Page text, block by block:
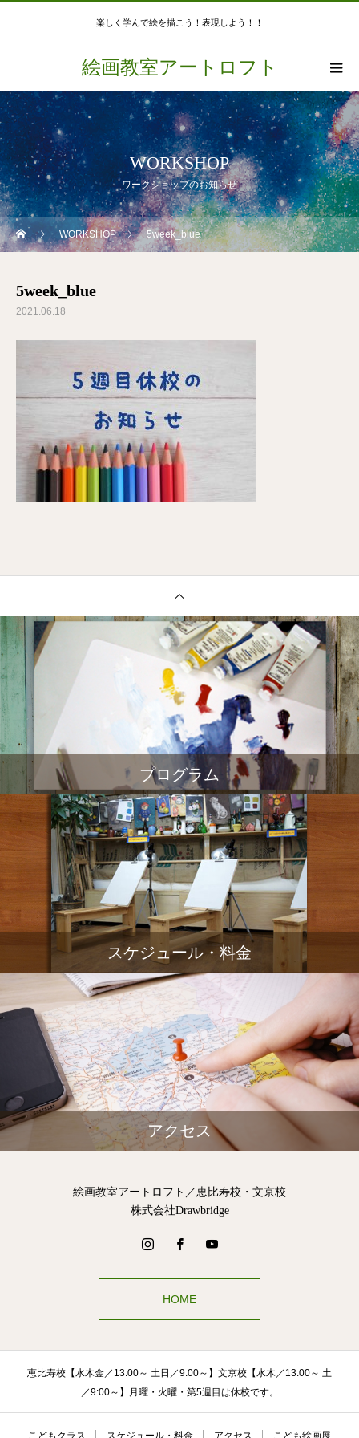
楽しく学んで絵を描こう！表現しよう！！
絵画教室アートロフト
WORKSHOP
ワークショップのお知らせ
WORKSHOP 5week_blue
5week_blue
2021.06.18
プログラム
スケジュール・料金
アクセス
絵画教室アートロフト／恵比寿校・文京校
株式会社Drawbridge
HOME
恵比寿校【水木金／13:00～ 土日／9:00～】文京校【水木／13:00～ 土
／9:00～】月曜・火曜・第5週目は休校です。
こどもクラス スケジュール・料金 アクセス こども絵画展